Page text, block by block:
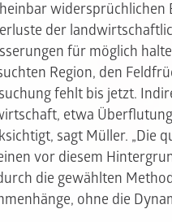
widersprüchlichen
der
für möglich
Region, den
fehlt bis jetzt.
etwa
sagt Müller. „Die
vor diesem
die gewählten
ohne die